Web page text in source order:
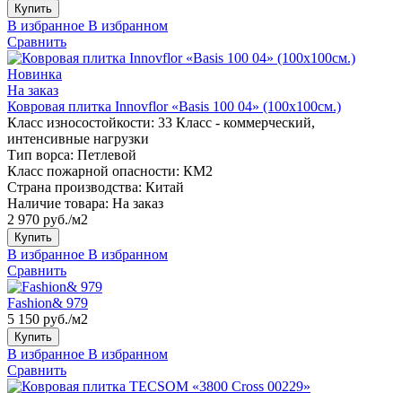
Купить
В избранное В избранном
Сравнить
Новинка
На заказ
Ковровая плитка Innovflor «Basis 100 04» (100х100см.)
Класс износостойкости: 33 Класс - коммерческий,
интенсивные нагрузки
Тип ворса: Петлевой
Класс пожарной опасности: КМ2
Страна производства: Китай
Наличие товара: На заказ
2 970 руб./м2
Купить
В избранное В избранном
Сравнить
Fashion& 979
5 150 руб./м2
Купить
В избранное В избранном
Сравнить